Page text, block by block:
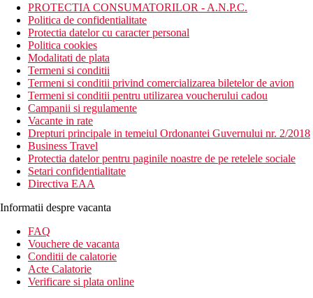
PROTECTIA CONSUMATORILOR - A.N.P.C.
Politica de confidentialitate
Protectia datelor cu caracter personal
Politica cookies
Modalitati de plata
Termeni si conditii
Termeni si conditii privind comercializarea biletelor de avion
Termeni si conditii pentru utilizarea voucherului cadou
Campanii si regulamente
Vacante in rate
Drepturi principale in temeiul Ordonantei Guvernului nr. 2/2018
Business Travel
Protectia datelor pentru paginile noastre de pe retelele sociale
Setari confidentialitate
Directiva EAA
Informatii despre vacanta
FAQ
Vouchere de vacanta
Conditii de calatorie
Acte Calatorie
Verificare si plata online